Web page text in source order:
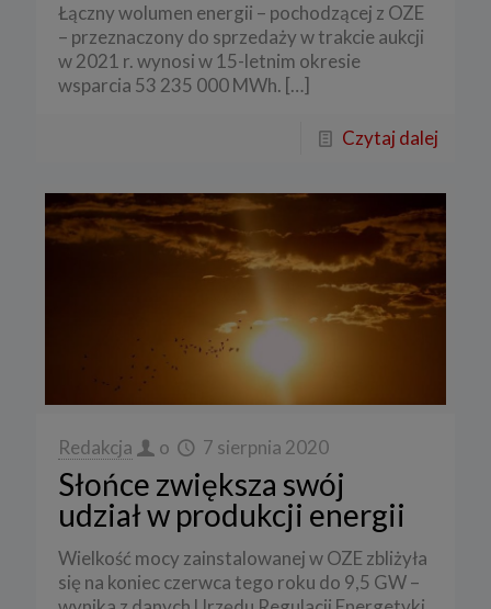
Łączny wolumen energii – pochodzącej z OZE
– przeznaczony do sprzedaży w trakcie aukcji
w 2021 r. wynosi w 15-letnim okresie
wsparcia 53 235 000 MWh. […]
Czytaj dalej
Redakcja o 7 sierpnia 2020
Słońce zwiększa swój
udział w produkcji energii
Wielkość mocy zainstalowanej w OZE zbliżyła
się na koniec czerwca tego roku do 9,5 GW –